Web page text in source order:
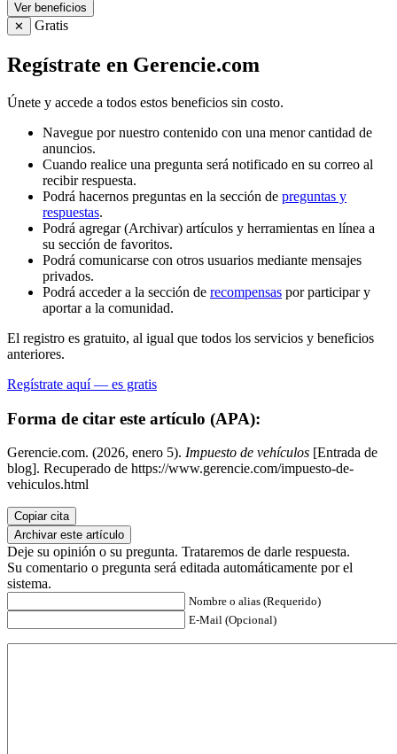
Ver beneficios
✕
Gratis
Regístrate en Gerencie.com
Únete y accede a todos estos beneficios sin costo.
Navegue por nuestro contenido con una menor cantidad de
anuncios.
Cuando realice una pregunta será notificado en su correo al
recibir respuesta.
Podrá hacernos preguntas en la sección de preguntas y
respuestas.
Podrá agregar (Archivar) artículos y herramientas en línea a
su sección de favoritos.
Podrá comunicarse con otros usuarios mediante mensajes
privados.
Podrá acceder a la sección de recompensas por participar y
aportar a la comunidad.
El registro es gratuito, al igual que todos los servicios y beneficios
anteriores.
Regístrate aquí — es gratis
Forma de citar este artículo (APA):
Gerencie.com. (2026, enero 5). Impuesto de vehículos [Entrada de
blog]. Recuperado de https://www.gerencie.com/impuesto-de-
vehiculos.html
Copiar cita
Archivar este artículo
Deje su opinión o su pregunta. Trataremos de darle respuesta.
Su comentario o pregunta será editada automáticamente por el
sistema.
Nombre o alias (Requerido)
E-Mail (Opcional)